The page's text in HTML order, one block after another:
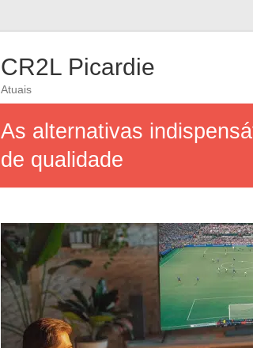
CR2L Picardie
Atuais
As alternativas
de qualidade